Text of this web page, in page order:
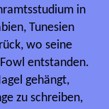
in
Tunesien
wo seine
entstanden.
gehängt,
zu schreiben,